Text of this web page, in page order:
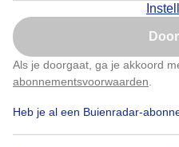
Als je doorgaat, ga je akkoord
abonnementsvoorwaarden
Heb je al een Buienradar-
Sneeuw in het park
Nu niet,
Klik hierom dit